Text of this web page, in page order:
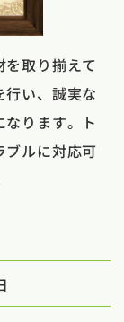
取り揃えて
い、誠実な
ります。ト
ブルに対応可